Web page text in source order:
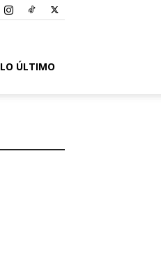
LO ÚLTIMO